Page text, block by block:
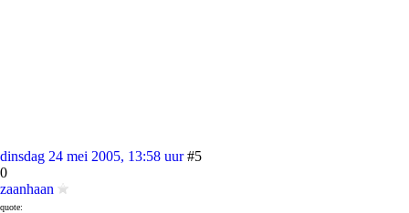
dinsdag 24 mei 2005, 13:58 uur #5
0
zaanhaan
quote: